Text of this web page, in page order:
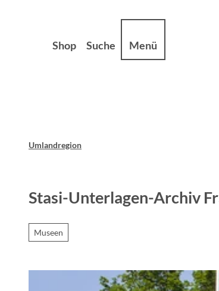
Shop Suche Menü
Umlandregion
Stasi-Unterlagen-Archiv
Museen